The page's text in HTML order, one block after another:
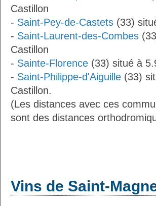
Castillon
- Saint-Pey-de-Castets (33)
- Saint-Laurent-des-Combes
Castillon
- Sainte-Florence (33) situé à
- Saint-Philippe-d'Aiguille (33)
Castillon.
(Les distances avec ces
sont des distances
Vins de Saint-